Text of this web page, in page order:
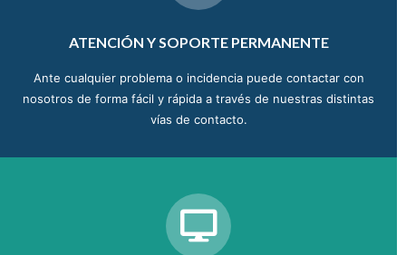
ATENCIÓN Y SOPORTE PERMANENTE
Ante cualquier problema o incidencia puede contactar con
nosotros de forma fácil y rápida a través de nuestras distintas
vías de contacto.